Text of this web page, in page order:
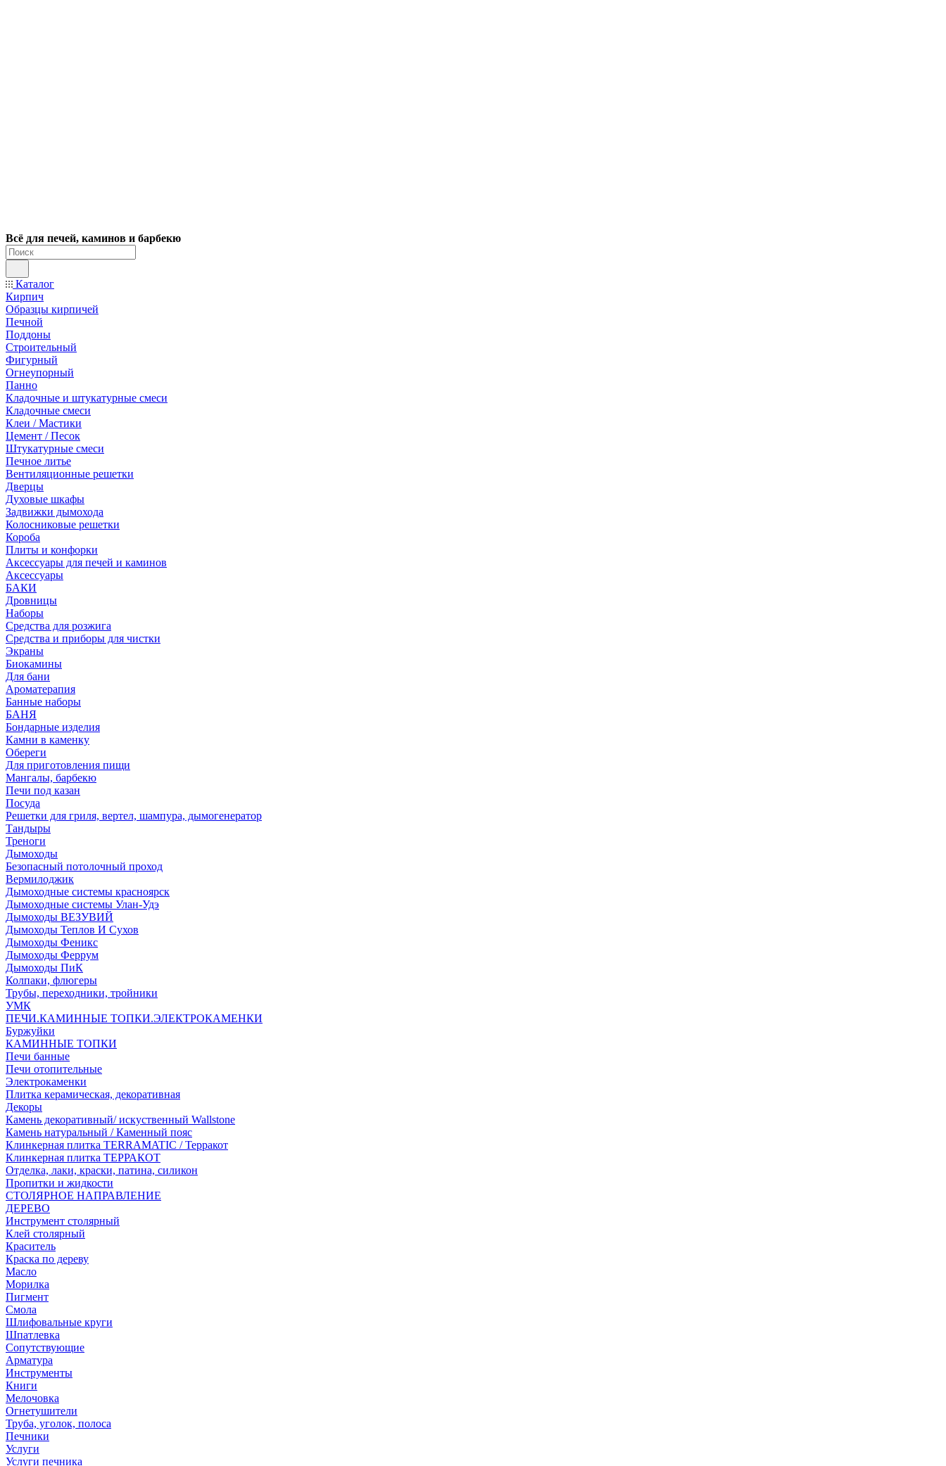
Всё для печей, каминов и барбекю
Каталог
Кирпич
Образцы кирпичей
Печной
Поддоны
Строительный
Фигурный
Огнеупорный
Панно
Кладочные и штукатурные смеси
Кладочные смеси
Клеи / Мастики
Цемент / Песок
Штукатурные смеси
Печное литье
Вентиляционные решетки
Дверцы
Духовые шкафы
Задвижки дымохода
Колосниковые решетки
Короба
Плиты и конфорки
Аксессуары для печей и каминов
Аксессуары
БАКИ
Дровницы
Наборы
Средства для розжига
Средства и приборы для чистки
Экраны
Биокамины
Для бани
Ароматерапия
Банные наборы
БАНЯ
Бондарные изделия
Камни в каменку
Обереги
Для приготовления пищи
Мангалы, барбекю
Печи под казан
Посуда
Решетки для гриля, вертел, шампура, дымогенератор
Тандыры
Треноги
Дымоходы
Безопасный потолочный проход
Вермилоджик
Дымоходные системы красноярск
Дымоходные системы Улан-Удэ
Дымоходы ВЕЗУВИЙ
Дымоходы Теплов И Сухов
Дымоходы Феникс
Дымоходы Феррум
Дымоходы ПиК
Колпаки, флюгеры
Трубы, переходники, тройники
УМК
ПЕЧИ.КАМИННЫЕ ТОПКИ.ЭЛЕКТРОКАМЕНКИ
Буржуйки
КАМИННЫЕ ТОПКИ
Печи банные
Печи отопительные
Электрокаменки
Плитка керамическая, декоративная
Декоры
Камень декоративный/ искуственный Wallstone
Камень натуральный / Каменный пояс
Клинкерная плитка TERRAMATIC / Терракот
Клинкерная плитка ТЕРРАКОТ
Отделка, лаки, краски, патина, силикон
Пропитки и жидкости
СТОЛЯРНОЕ НАПРАВЛЕНИЕ
ДЕРЕВО
Инструмент столярный
Клей столярный
Краситель
Краска по дереву
Масло
Морилка
Пигмент
Смола
Шлифовальные круги
Шпатлевка
Сопутствующие
Арматура
Инструменты
Книги
Мелочовка
Огнетушители
Труба, уголок, полоса
Печники
Услуги
Услуги печника